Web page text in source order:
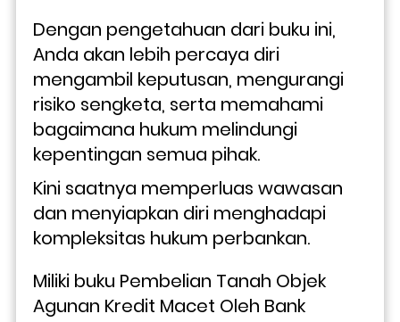
Dengan pengetahuan dari buku ini,
Anda akan lebih percaya diri
mengambil keputusan, mengurangi
risiko sengketa, serta memahami
bagaimana hukum melindungi
kepentingan semua pihak.
Kini saatnya memperluas wawasan
dan menyiapkan diri menghadapi
kompleksitas hukum perbankan.
Miliki buku Pembelian Tanah Objek
Agunan Kredit Macet Oleh Bank